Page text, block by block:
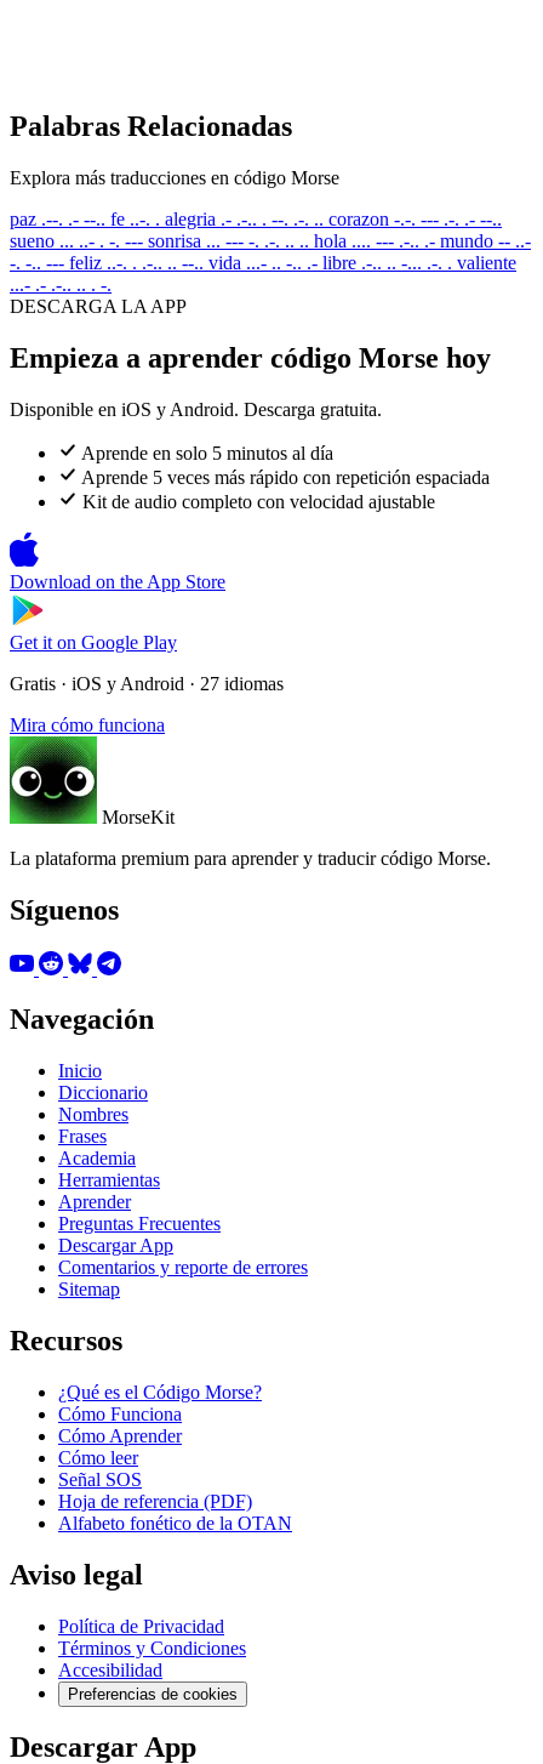
Palabras Relacionadas
Explora más traducciones en código Morse
paz .--. .- --.. fe ..-. . alegria .- .-.. . --. .-. .. corazon -.-. --- .-. .- --..
sueno ... ..- . -. --- sonrisa ... --- -. .-. .. .. hola .... --- .-.. .- mundo -- ..-
-. -.. --- feliz ..-. . .-.. .. --.. vida ...- .. -.. .- libre .-.. .. -... .-. . valiente
...- .- .-.. .. . -.
DESCARGA LA APP
Empieza a aprender código Morse hoy
Disponible en iOS y Android. Descarga gratuita.
Aprende en solo 5 minutos al día
Aprende 5 veces más rápido con repetición espaciada
Kit de audio completo con velocidad ajustable
Download on the App Store
Get it on Google Play
Gratis · iOS y Android · 27 idiomas
Mira cómo funciona
MorseKit
La plataforma premium para aprender y traducir código Morse.
Síguenos
Navegación
Inicio
Diccionario
Nombres
Frases
Academia
Herramientas
Aprender
Preguntas Frecuentes
Descargar App
Comentarios y reporte de errores
Sitemap
Recursos
¿Qué es el Código Morse?
Cómo Funciona
Cómo Aprender
Cómo leer
Señal SOS
Hoja de referencia (PDF)
Alfabeto fonético de la OTAN
Aviso legal
Política de Privacidad
Términos y Condiciones
Accesibilidad
Preferencias de cookies
Descargar App